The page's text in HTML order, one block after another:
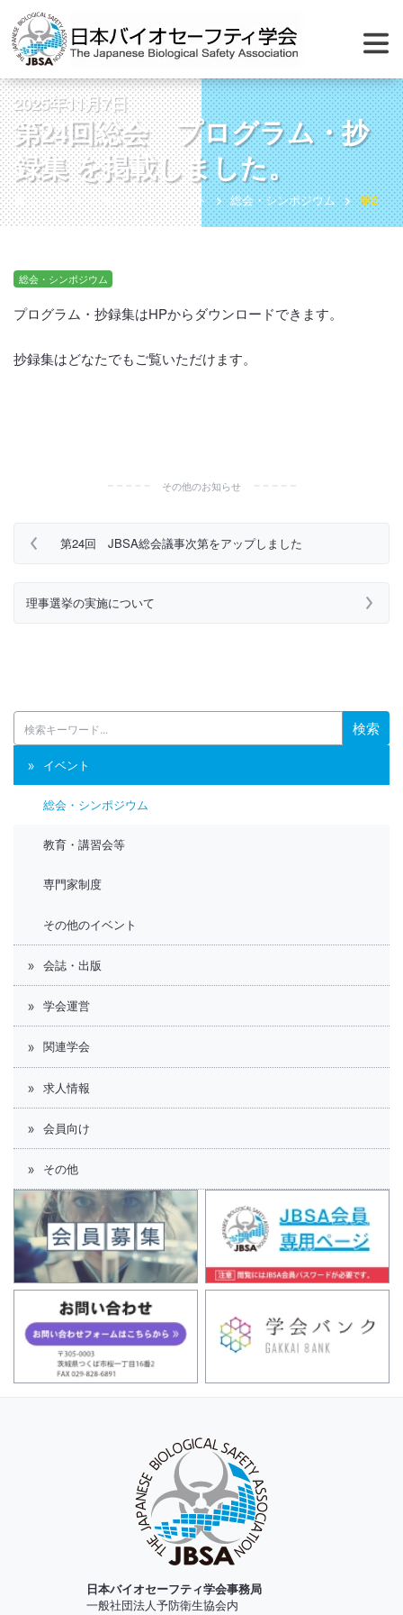
2025年11月7日
第24回総会 プログラム・抄
録集 を掲載しました。
ホーム お知らせ イベント 総会・シンポジウム 第24回
総会・シンポジウム
プログラム・抄録集はHPからダウンロードできます。
抄録集はどなたでもご覧いただけます。
その他のお知らせ
第24回 JBSA総会議事次第をアップしました
理事選挙の実施について
検索
イベント
総会・シンポジウム
教育・講習会等
専門家制度
その他のイベント
会誌・出版
学会運営
関連学会
求人情報
会員向け
その他
日本バイオセーフティ学会事務局
一般社団法人予防衛生協会内